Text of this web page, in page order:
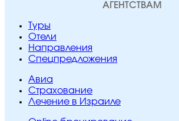
АГЕНТСТВАМ
Туры
Отели
Направления
Спецпредложения
Авиа
Страхование
Лечение в Израиле